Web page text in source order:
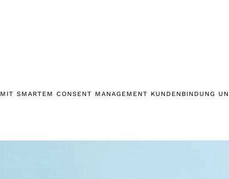
MIT SMARTEM CONSENT MANAGEMENT KUNDENBINDUNG